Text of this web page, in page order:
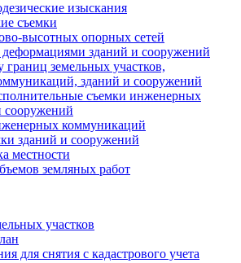
изыскания
съемки
высотных опорных сетей
зданий и сооружений
земельных участков,
зданий и сооружений
съемки инженерных
сооружений
коммуникаций
зданий и сооружений
местности
земляных работ
участков
для снятия с кадастрового учета